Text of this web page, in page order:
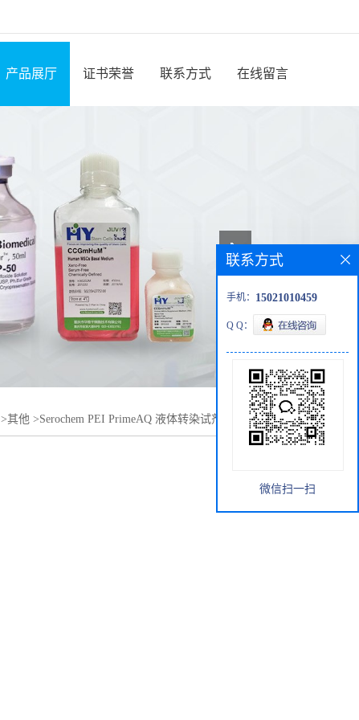
产品展厅 证书荣誉 联系方式 在线留言
>其他 >Serochem PEI PrimeAQ 液体转染试剂,5mL 现货供应
联系方式
手机： 15021010459
Q Q：
微信扫一扫